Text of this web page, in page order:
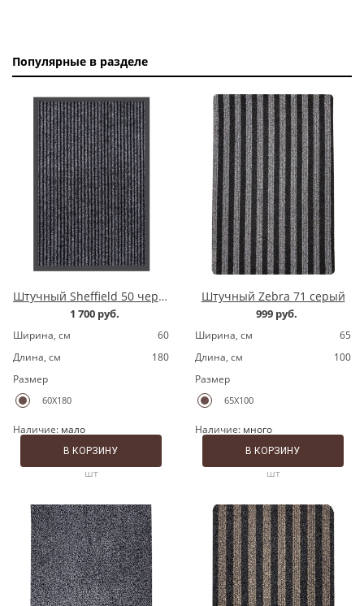
Популярные в разделе
Штучный Sheffield 50 черный
1 700 руб.
Ширина, cм
60
Длина, cм
180
Размер
60X180
Наличие: мало
шт
В КОРЗИНУ
Штучный Zebra 71 серый
999 руб.
Ширина, cм
65
Длина, cм
100
Размер
65X100
Наличие: много
шт
В КОРЗИНУ